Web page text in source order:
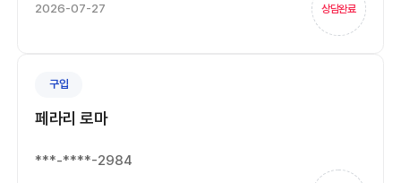
2026-07-27 상담완료
구입
페라리 로마
***-****-2984